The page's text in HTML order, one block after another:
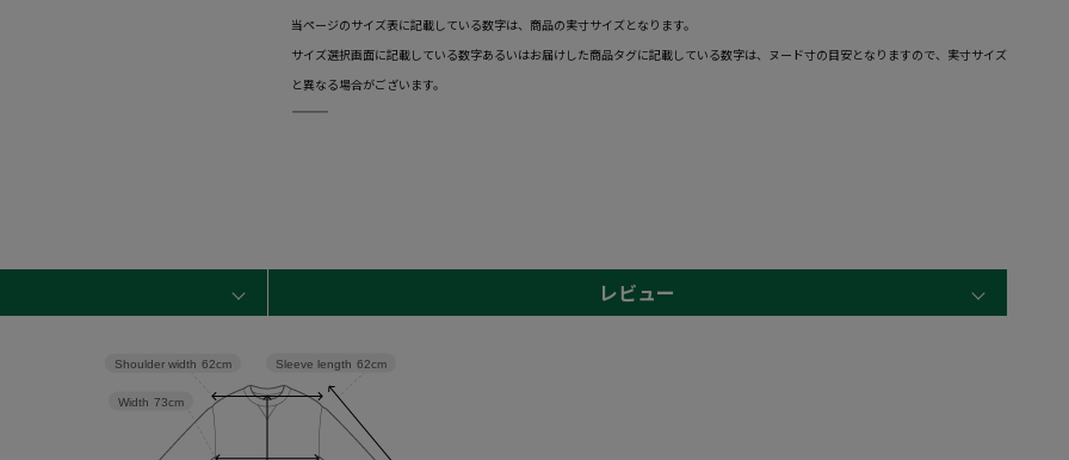
当ページのサイズ表に記載している数字は、商品の実寸サイズとなります。
サイズ選択画面に記載している数字あるいはお届けした商品タグに記載している数字は、ヌード寸の目安となりますので、実寸サイズ
と異なる場合がございます。
―――――――――――――――――――――――
レビュー
Sleeve length 62cm
Width 73cm
Shoulder width 62cm